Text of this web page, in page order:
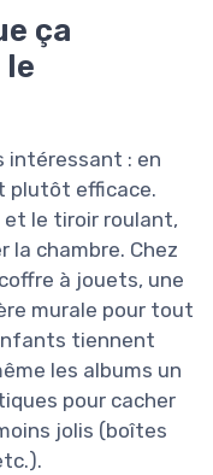
ça
intéressant : en
plutôt efficace.
et le tiroir roulant,
la chambre. Chez
à jouets, une
murale pour tout
tiennent
les albums un
pour cacher
jolis (boîtes